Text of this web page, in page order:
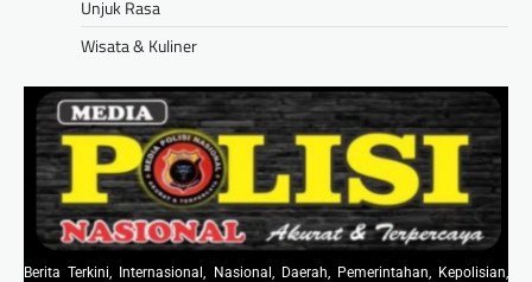
Unjuk Rasa
Wisata & Kuliner
Berita Terkini, Internasional, Nasional, Daerah, Pemerintahan, Kepolisian,